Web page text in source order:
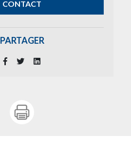
CONTACT
PARTAGER